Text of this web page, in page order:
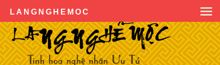
LANGNGHEMOC 0904222936